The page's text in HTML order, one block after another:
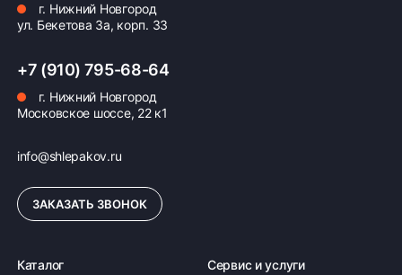
Возможна картой, наличными при получении,
также доступно оформление кредита и
г. Нижний Новгород
ул. Бекетова 3а, корп. 33
+7 (910) 795-68-64
г. Нижний Новгород
Московское шоссе, 22 к1
info@shlepakov.ru
ЗАКАЗАТЬ ЗВОНОК
Каталог Сервис и услуги